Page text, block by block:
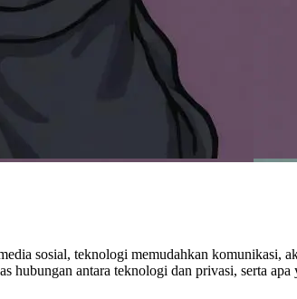
sosial, teknologi memudahkan komunikasi,
hubungan antara teknologi dan privasi, serta